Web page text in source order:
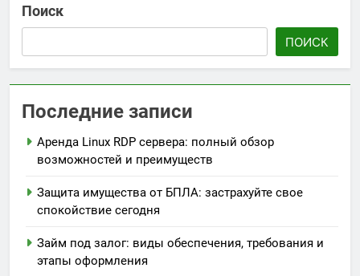
Поиск
ПОИСК
Последние записи
Аренда Linux RDP сервера: полный обзор
возможностей и преимуществ
Защита имущества от БПЛА: застрахуйте свое
спокойствие сегодня
Займ под залог: виды обеспечения, требования и
этапы оформления